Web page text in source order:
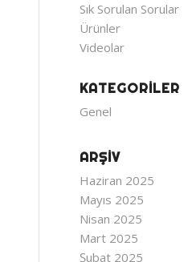
Sık Sorulan Sorular
Ürünler
Videolar
KATEGORILER
Genel
ARŞIV
Haziran 2025
Mayıs 2025
Nisan 2025
Mart 2025
Şubat 2025